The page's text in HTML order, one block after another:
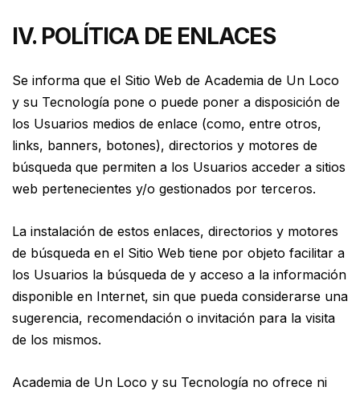
IV. POLÍTICA DE ENLACES
Se informa que el Sitio Web de Academia de Un Loco
y su Tecnología pone o puede poner a disposición de
los Usuarios medios de enlace (como, entre otros,
links, banners, botones), directorios y motores de
búsqueda que permiten a los Usuarios acceder a sitios
web pertenecientes y/o gestionados por terceros.
La instalación de estos enlaces, directorios y motores
de búsqueda en el Sitio Web tiene por objeto facilitar a
los Usuarios la búsqueda de y acceso a la información
disponible en Internet, sin que pueda considerarse una
sugerencia, recomendación o invitación para la visita
de los mismos.
Academia de Un Loco y su Tecnología no ofrece ni